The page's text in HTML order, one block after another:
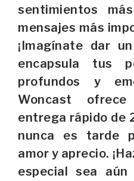
sentimientos
mensajes más
¡Imagínate dar
encapsula tus
profundos y
Woncast
entrega rápido de
nunca es tarde
amor y aprecio.
especial sea